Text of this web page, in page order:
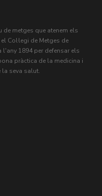
de metges que atenem els
Col·legi de Metges de
1894 per defensar els
pràctica de la medicina i
la seva salut.